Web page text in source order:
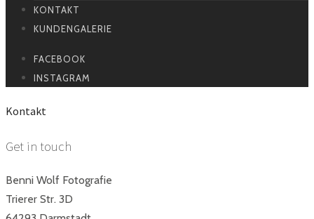
KONTAKT
KUNDENGALERIE
FACEBOOK
INSTAGRAM
Kontakt
Get in touch
Benni Wolf Fotografie
Trierer Str. 3D